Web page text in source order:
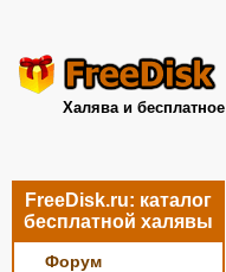
Халява и бесплатное
FreeDisk.ru: каталог
бесплатной халявы
Форум